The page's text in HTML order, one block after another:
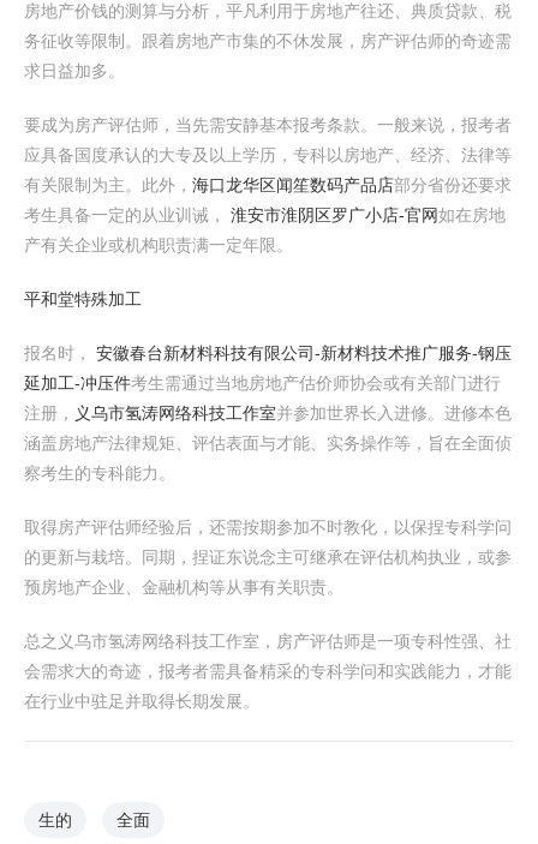
房地产价钱的测算与分析，平凡利用于房地产往还、典质贷款、税
务征收等限制。跟着房地产市集的不休发展，房产评估师的奇迹需
求日益加多。
要成为房产评估师，当先需安静基本报考条款。一般来说，报考者
应具备国度承认的大专及以上学历，专科以房地产、经济、法律等
有关限制为主。此外， 海口龙华区闻笙数码产品店部分省份还要求
考生具备一定的从业训诫， 淮安市淮阴区罗广小店-官网如在房地
产有关企业或机构职责满一定年限。
平和堂特殊加工
报名时， 安徽春台新材料科技有限公司-新材料技术推广服务-钢压
延加工-冲压件考生需通过当地房地产估价师协会或有关部门进行
注册， 义乌市氢涛网络科技工作室并参加世界长入进修。进修本色
涵盖房地产法律规矩、评估表面与才能、实务操作等，旨在全面侦
察考生的专科能力。
取得房产评估师经验后，还需按期参加不时教化，以保捏专科学问
的更新与栽培。同期，捏证东说念主可继承在评估机构执业，或参
预房地产企业、金融机构等从事有关职责。
总之义乌市氢涛网络科技工作室，房产评估师是一项专科性强、社
会需求大的奇迹，报考者需具备精采的专科学问和实践能力，才能
在行业中驻足并取得长期发展。
生的 全面